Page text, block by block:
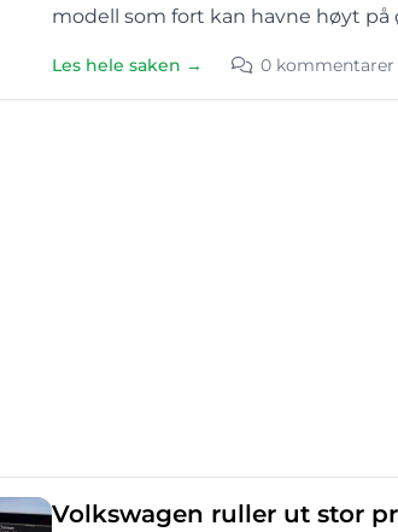
modell som fort kan havne høyt på
Les hele saken → 0 kommentarer
Volkswagen ruller ut stor